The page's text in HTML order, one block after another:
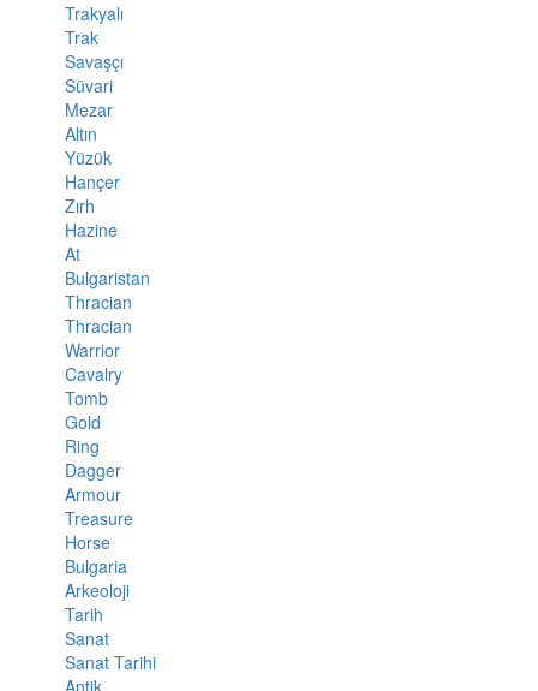
Trakyalı
Trak
Savaşçı
Süvari
Mezar
Altın
Yüzük
Hançer
Zırh
Hazine
At
Bulgaristan
Thracian
Thracian
Warrior
Cavalry
Tomb
Gold
Ring
Dagger
Armour
Treasure
Horse
Bulgaria
Arkeoloji
Tarih
Sanat
Sanat Tarihi